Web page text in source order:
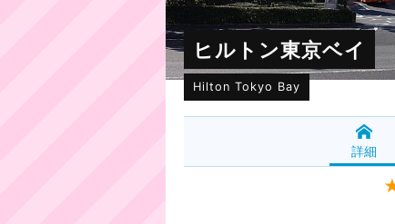
ヒルトン東京ベイ
Hilton Tokyo Bay
詳細